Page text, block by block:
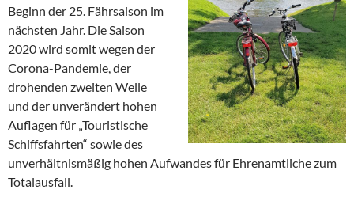
Beginn der 25. Fährsaison im
nächsten Jahr. Die Saison
2020 wird somit wegen der
Corona-Pandemie, der
drohenden zweiten Welle
und der unverändert hohen
Auflagen für „Touristische
Schiffsfahrten“ sowie des
unverhältnismäßig hohen Aufwandes für Ehrenamtliche zum
Totalausfall.